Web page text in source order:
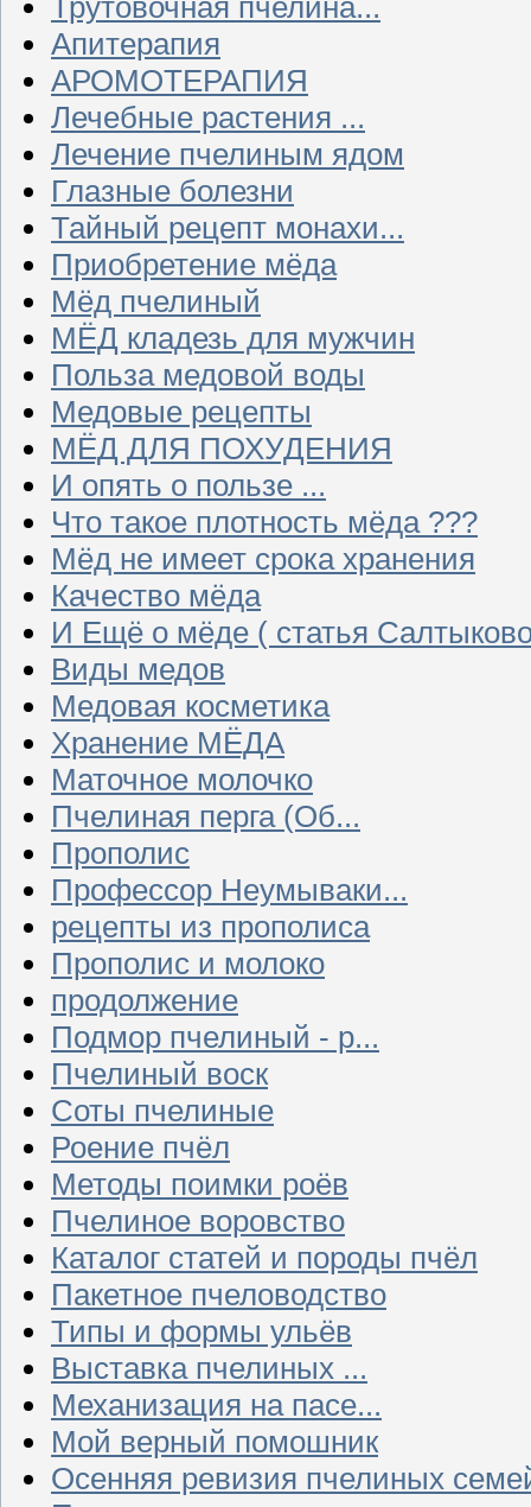
Апитерапия
АРОМОТЕРАПИЯ
Лечебные растения ...
Лечение пчелиным ядом
Глазные болезни
Тайный рецепт монахи...
Приобретение мёда
Мёд пчелиный
МЁД кладезь для мужчин
Польза медовой воды
Медовые рецепты
МЁД ДЛЯ ПОХУДЕНИЯ
И опять о пользе ...
Что такое плотность мёда ???
Мёд не имеет срока хранения
Качество мёда
И Ещё о мёде ( статья
Виды медов
Медовая косметика
Хранение МЁДА
Маточное молочко
Пчелиная перга (Об...
Прополис
Профессор Неумываки...
рецепты из прополиса
Прополис и молоко
продолжение
Подмор пчелиный - р...
Пчелиный воск
Соты пчелиные
Роение пчёл
Методы поимки роёв
Пчелиное воровство
Каталог статей и породы пчёл
Пакетное пчеловодство
Типы и формы ульёв
Выставка пчелиных ...
Механизация на пасе...
Мой верный помошник
Осенняя ревизия пчелиных